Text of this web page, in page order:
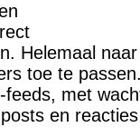
Helemaal
toe te
met
en